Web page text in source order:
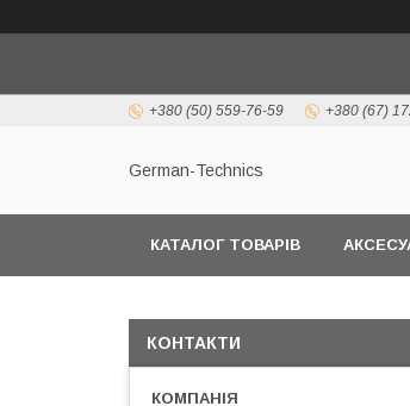
+380 (50) 559-76-59 +380 (67)
German-Technics
КАТАЛОГ ТОВАРІВ
КОНТАКТИ